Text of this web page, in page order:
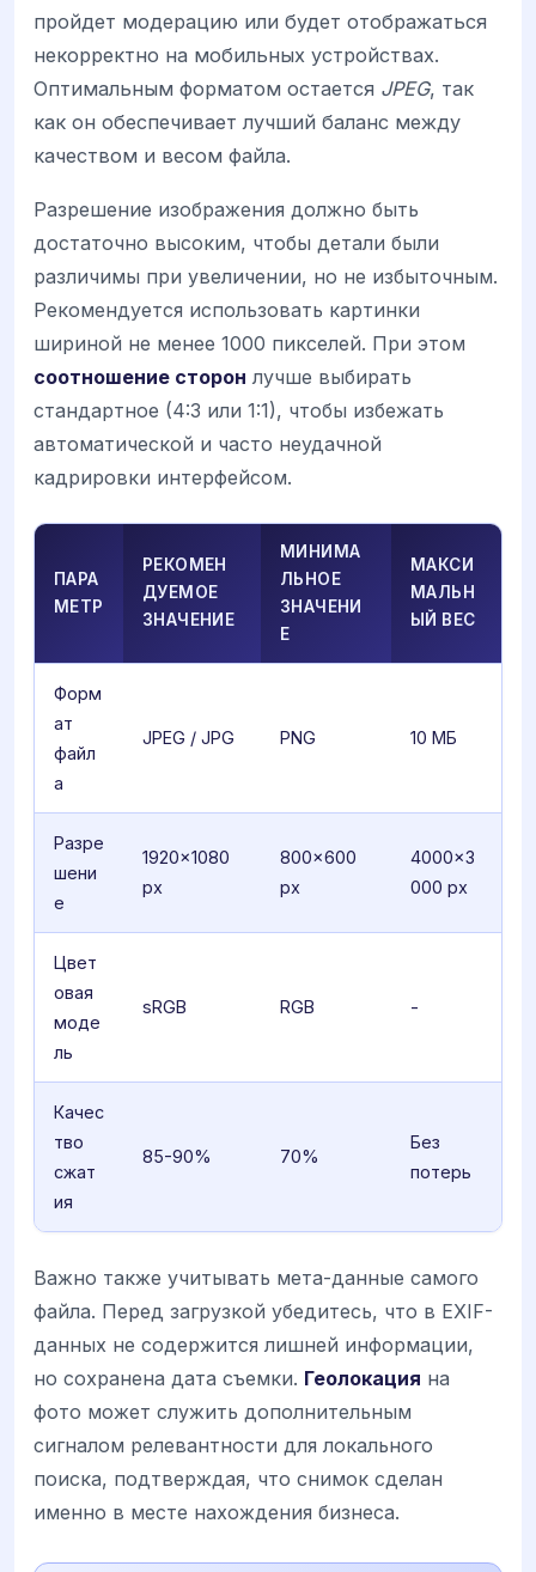
пройдет модерацию или будет отображаться
некорректно на мобильных устройствах.
Оптимальным форматом остается JPEG, так
как он обеспечивает лучший баланс между
качеством и весом файла.
Разрешение изображения должно быть
достаточно высоким, чтобы детали были
различимы при увеличении, но не избыточным.
Рекомендуется использовать картинки
шириной не менее 1000 пикселей. При этом
соотношение сторон лучше выбирать
стандартное (4:3 или 1:1), чтобы избежать
автоматической и часто неудачной
кадрировки интерфейсом.
ПАРА
МЕТР
РЕКОМЕН
ДУЕМОЕ
ЗНАЧЕНИЕ
МИНИМА
ЛЬНОЕ
ЗНАЧЕНИ
Е
МАКСИ
МАЛЬН
ЫЙ ВЕС
Форм
ат
файл
а
JPEG / JPG PNG 10 МБ
Разре
шени
е
1920×1080
px
800×600
px
4000×3
000 px
Цвет
овая
моде
ль
sRGB RGB -
Качес
тво
сжат
ия
85-90% 70%
Без
потерь
Важно также учитывать мета-данные самого
файла. Перед загрузкой убедитесь, что в EXIF-
данных не содержится лишней информации,
но сохранена дата съемки. Геолокация на
фото может служить дополнительным
сигналом релевантности для локального
поиска, подтверждая, что снимок сделан
именно в месте нахождения бизнеса.